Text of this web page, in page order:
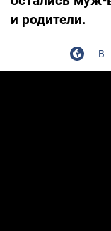
и родители.